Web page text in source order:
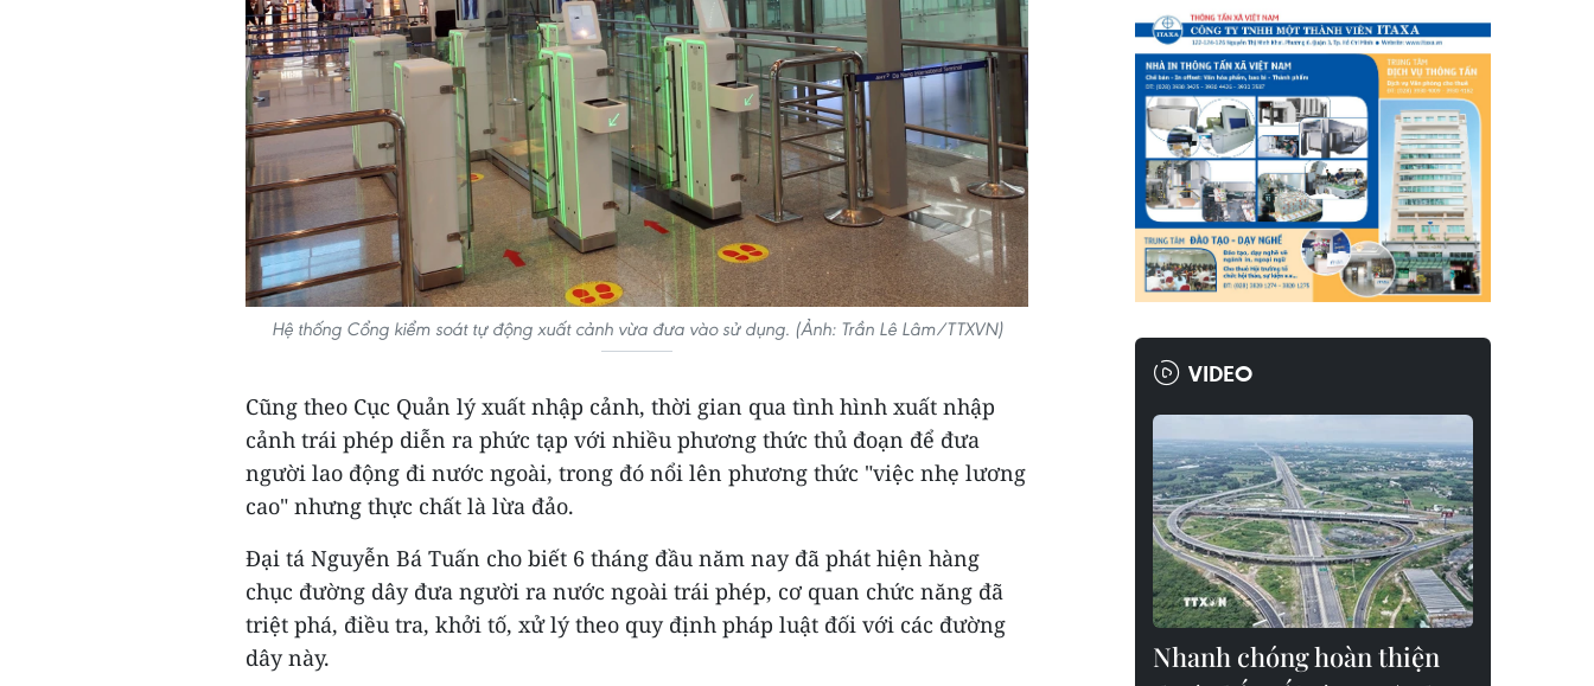
Hệ thống Cổng kiểm soát tự động xuất cảnh vừa đưa vào sử dụng. (Ảnh: Trần Lê Lâm/TTXVN)
Cũng theo Cục Quản lý xuất nhập cảnh, thời gian qua tình hình xuất nhập
cảnh trái phép diễn ra phức tạp với nhiều phương thức thủ đoạn để đưa
người lao động đi nước ngoài, trong đó nổi lên phương thức "việc nhẹ lương
cao" nhưng thực chất là lừa đảo.
Đại tá Nguyễn Bá Tuấn cho biết 6 tháng đầu năm nay đã phát hiện hàng
chục đường dây đưa người ra nước ngoài trái phép, cơ quan chức năng đã
triệt phá, điều tra, khởi tố, xử lý theo quy định pháp luật đối với các đường
dây này.
VIDEO
Nhanh chóng hoàn thiện